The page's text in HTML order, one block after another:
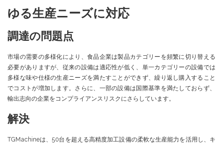
ゆる生産ニーズに対応
調達の問題点
市場の需要の多様化により、食品企業は製品カテゴリーを頻繁に切り替える
必要がありますが、従来の設備は適応性が低く、単一カテゴリーの設備では
多様な味や仕様の生産ニーズを満たすことができず、繰り返し購入すること
でコストが増加します。さらに、一部の設備は国際基準を満たしておらず、
輸出志向の企業をコンプライアンスリスクにさらしています。
解決
TGMachineは、50台を超える高精度加工設備の柔軟な生産能力を活用し、キ